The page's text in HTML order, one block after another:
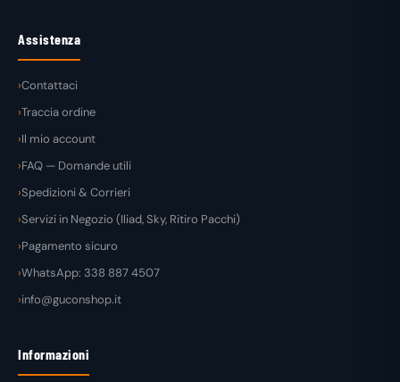
Assistenza
Contattaci
Traccia ordine
Il mio account
FAQ — Domande utili
Spedizioni & Corrieri
Servizi in Negozio (Iliad, Sky, Ritiro Pacchi)
Pagamento sicuro
WhatsApp: 338 887 4507
info@guconshop.it
Informazioni